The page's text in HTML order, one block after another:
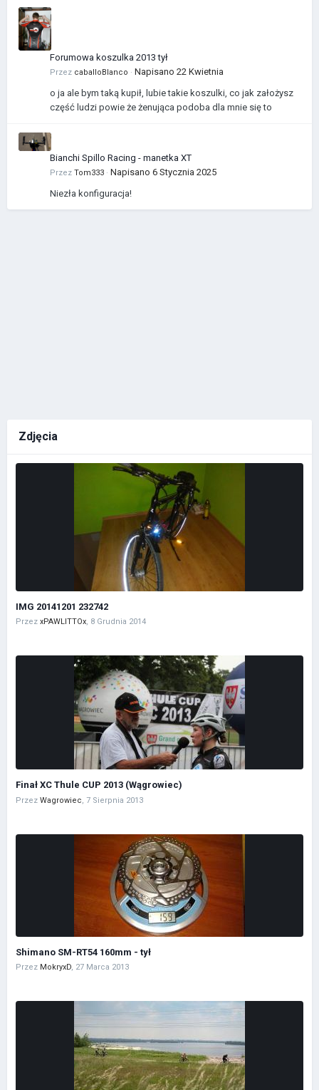
Forumowa koszulka 2013 tył
Przez caballoBlanco · Napisano 22 Kwietnia
o ja ale bym taką kupił, lubie takie koszulki, co jak założysz
część ludzi powie że żenująca podoba dla mnie się to
Bianchi Spillo Racing - manetka XT
Przez Tom333 · Napisano 6 Stycznia 2025
Niezła konfiguracja!
Zdjęcia
IMG 20141201 232742
Przez xPAWLITTOx, 8 Grudnia 2014
Finał XC Thule CUP 2013 (Wągrowiec)
Przez Wagrowiec, 7 Sierpnia 2013
Shimano SM-RT54 160mm - tył
Przez MokryxD, 27 Marca 2013